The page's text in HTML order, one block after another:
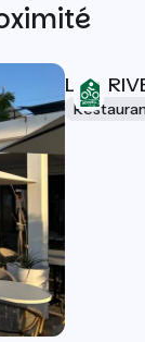
LE 7